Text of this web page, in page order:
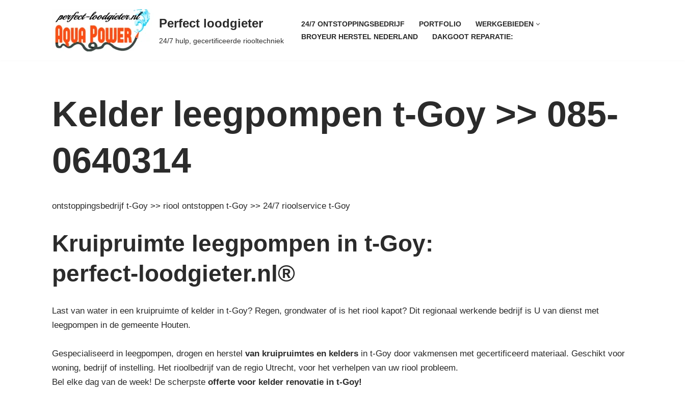
Perfect loodgieter
24/7 hulp, gecertificeerde riooltechniek
24/7 ONTSTOPPINGSBEDRIJF PORTFOLIO
WERKGEBIEDEN
BROYEUR HERSTEL NEDERLAND
DAKGOOT REPARATIE:
Kelder leegpompen t-Goy >> 085-
0640314
ontstoppingsbedrijf t-Goy >> riool ontstoppen t-Goy >> 24/7 rioolservice t-Goy
Kruipruimte leegpompen in t-Goy:
perfect-loodgieter.nl®
Last van water in een kruipruimte of kelder in t-Goy? Regen, grondwater of is het riool kapot? Dit regionaal werkende bedrijf is U van dienst met
leegpompen in de gemeente Houten.
Gespecialiseerd in leegpompen, drogen en herstel van kruipruimtes en kelders in t-Goy door vakmensen met gecertificeerd materiaal. Geschikt voor
woning, bedrijf of instelling. Het rioolbedrijf van de regio Utrecht, voor het verhelpen van uw riool probleem.
Bel elke dag van de week! De scherpste offerte voor kelder renovatie in t-Goy!